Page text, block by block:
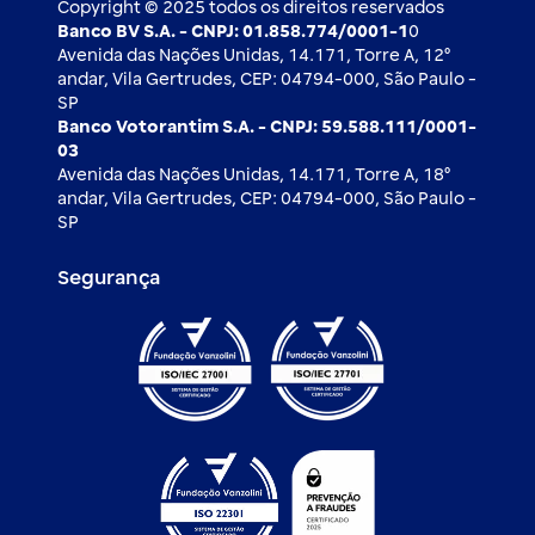
Copyright © 2025 todos os direitos reservados
Banco BV S.A. - CNPJ: 01.858.774/0001-10
Avenida das Nações Unidas, 14.171, Torre A, 12⁰
andar, Vila Gertrudes, CEP: 04794-000, São Paulo -
SP
Banco Votorantim S.A. - CNPJ: 59.588.111/0001-
03
Avenida das Nações Unidas, 14.171, Torre A, 18⁰
andar, Vila Gertrudes, CEP: 04794-000, São Paulo -
SP
Segurança